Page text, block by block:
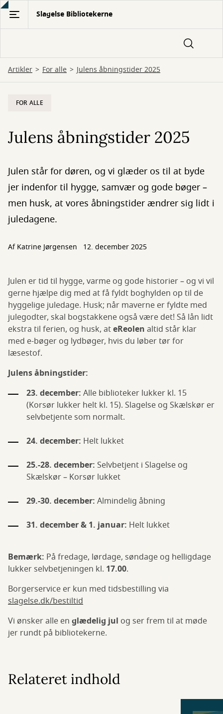
Gå
hovedindhold
Slagelse Bibliotekerne
Artikler For alle Julens åbningstider 2025
FOR ALLE
Julens åbningstider 2025
Julen står for døren, og vi glæder os til at byde
jer indenfor til hygge, samvær og gode bøger –
men husk, at vores åbningstider ændrer sig lidt i
juledagene.
AfKatrine Jørgensen 12. december 2025
Julen er tid til hygge, varme og gode historier – og vi vil
gerne hjælpe dig med at få fyldt boghylden op til de
hyggelige juledage. Husk; når maverne er fyldte med
julegodter, skal bogstakkene også være det! Så lån lidt
ekstra til ferien, og husk, ateReolen altid står klar
med e-bøger og lydbøger, hvis du løber tør for
læsestof.
Julens åbningstider:
23. december: Alle biblioteker lukker kl. 15
(Korsør lukker helt kl. 15). Slagelse og Skælskør er
selvbetjente som normalt.
24. december: Helt lukket
25.-28. december: Selvbetjent i Slagelse og
Skælskør – Korsør lukket
29.-30. december: Almindelig åbning
31. december & 1. januar: Helt lukket
Bemærk: På fredage, lørdage, søndage og helligdage
lukker selvbetjeningen kl. 17.00.
Borgerservice er kun med tidsbestilling via
slagelse.dk/bestiltid
Vi ønsker alle en glædelig jul og ser frem til at møde
jer rundt på bibliotekerne.
Relateret indhold